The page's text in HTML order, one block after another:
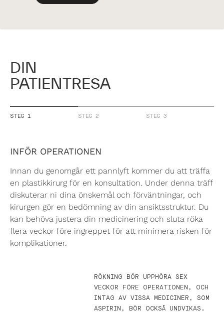
DIN
PATIENTRESA
STEG 1 STEG 2 STEG 3
INFÖR OPERATIONEN
Innan du genomgår ett pannlyft kommer du att träffa
en plastikkirurg för en konsultation. Under denna träff
diskuterar ni dina önskemål och förväntningar, och
kirurgen gör en bedömning av din ansiktsstruktur. Du
kan behöva justera din medicinering och sluta röka
flera veckor före ingreppet för att minimera risken för
komplikationer.
RÖKNING BÖR UPPHÖRA SEX
VECKOR FÖRE OPERATIONEN, OCH
INTAG AV VISSA MEDICINER, SOM
ASPIRIN, BÖR OCKSÅ UNDVIKAS.